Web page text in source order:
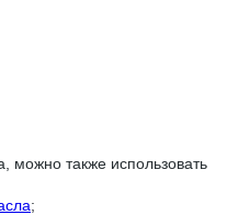
можно также использовать
;